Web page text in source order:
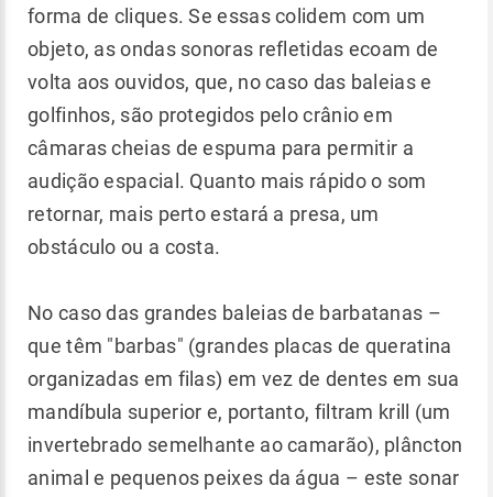
forma de cliques. Se essas colidem com um
objeto, as ondas sonoras refletidas ecoam de
volta aos ouvidos, que, no caso das baleias e
golfinhos, são protegidos pelo crânio em
câmaras cheias de espuma para permitir a
audição espacial. Quanto mais rápido o som
retornar, mais perto estará a presa, um
obstáculo ou a costa.
No caso das grandes baleias de barbatanas –
que têm "barbas" (grandes placas de queratina
organizadas em filas) em vez de dentes em sua
mandíbula superior e, portanto, filtram krill (um
invertebrado semelhante ao camarão), plâncton
animal e pequenos peixes da água – este sonar